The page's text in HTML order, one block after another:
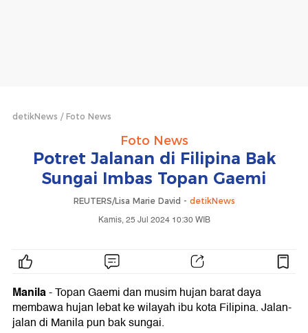
detikNews Foto News
Foto News
Potret Jalanan di Filipina Bak
Sungai Imbas Topan Gaemi
REUTERS/Lisa Marie David - detikNews
Kamis, 25 Jul 2024 10:30 WIB
Manila- Topan Gaemi dan musim hujan barat daya
membawa hujan lebat ke wilayah ibu kota Filipina. Jalan-
jalan di Manila pun bak sungai.